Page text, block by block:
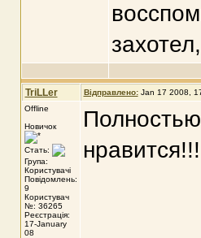
TriLLer Відправлено: Jan 17 2008,
Offline
Новичок
Стать:
Група:
Користувачі
Повідомлень:
9
Користувач
№: 36265
Реєстрація:
17-January
08
нравится!!!